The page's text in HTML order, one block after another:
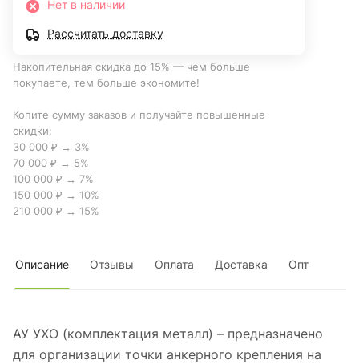
Нет в наличии
Рассчитать доставку
Накопительная скидка до 15% — чем больше
покупаете, тем больше экономите!
Копите сумму заказов и получайте повышенные
скидки:
30 000 ₽ → 3%
70 000 ₽ → 5%
100 000 ₽ → 7%
150 000 ₽ → 10%
210 000 ₽ → 15%
Описание Отзывы Оплата Доставка Опт
АУ УХО (комплектация металл) – предназначено
для организации точки анкерного крепления на